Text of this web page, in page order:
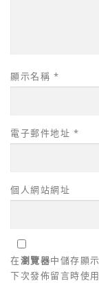
顯示名稱 *
電子郵件地址 *
個人網站網址
在瀏覽器中儲存顯
下次發佈留言時使用